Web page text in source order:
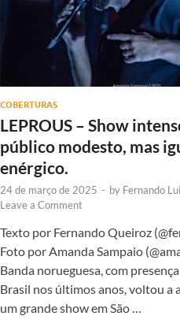
COBERTURAS
LEPROUS – Show
público modesto, mas
enérgico.
24 de março de 2025 - by Fernando
Leave a Comment
Texto por Fernando Queiroz
Foto por Amanda Sampaio
Banda norueguesa, com
Brasil nos últimos anos, voltou a
um grande show em São …